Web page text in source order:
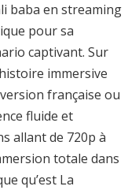
baba en streaming
pour sa
captivant. Sur
immersive
française ou
fluide et
allant de 720p à
totale dans
qu’est La